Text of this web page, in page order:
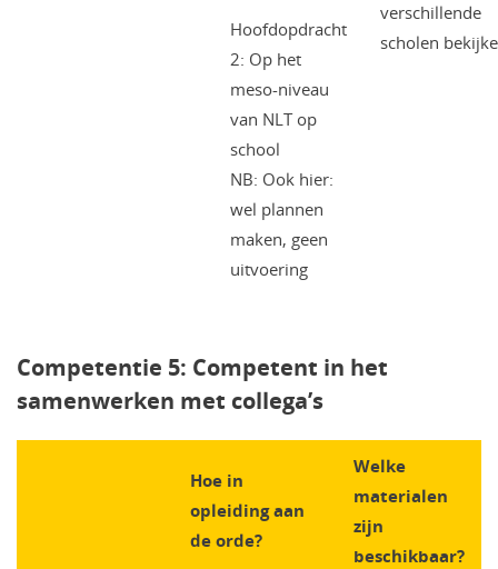
Hoofdopdracht
2: Op het
meso-niveau
van NLT op
school
NB: Ook hier:
wel plannen
maken, geen
uitvoering
verschillende
scholen
Competentie 5: Competent in het
samenwerken met collega’s
Hoe in
opleiding aan
de orde?
Welke
materialen
zijn
beschikbaar?